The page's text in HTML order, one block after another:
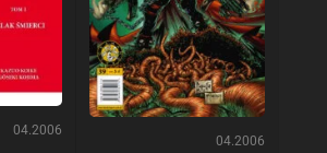
04.2006
04.2006